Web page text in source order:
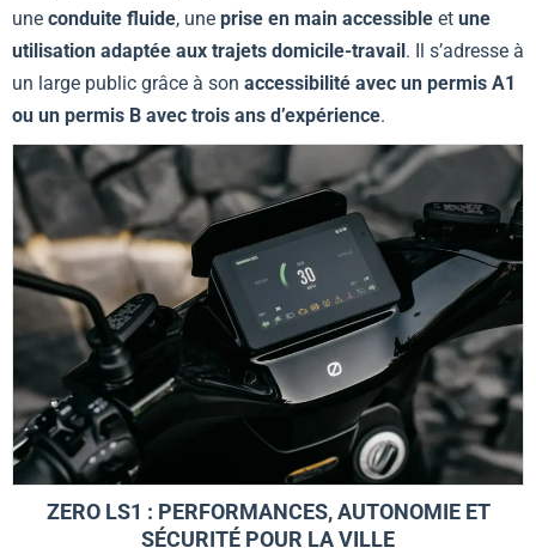
une conduite fluide, une prise en main accessible et une
utilisation adaptée aux trajets domicile-travail . Il s’adresse à
un large public grâce à son accessibilité avec un permis A1
ou un permis B avec trois ans d’expérience.
ZERO LS1 : PERFORMANCES, AUTONOMIE ET
SÉCURITÉ POUR LA VILLE